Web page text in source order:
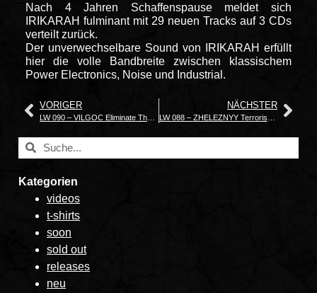
Nach 4 Jahren Schaffenspause meldet sich
IRIKARAH fulminant mit 29 neuen Tracks auf 3 CDs
verteilt zurück.
Der unverwechselbare Sound von IRIKARAH erfüllt
hier die volle Bandbreite zwischen klassischem
Power Electronics, Noise und Industrial.
VORIGER NÄCHSTER
Kategorien
videos
t-shirts
soon
sold out
releases
neu